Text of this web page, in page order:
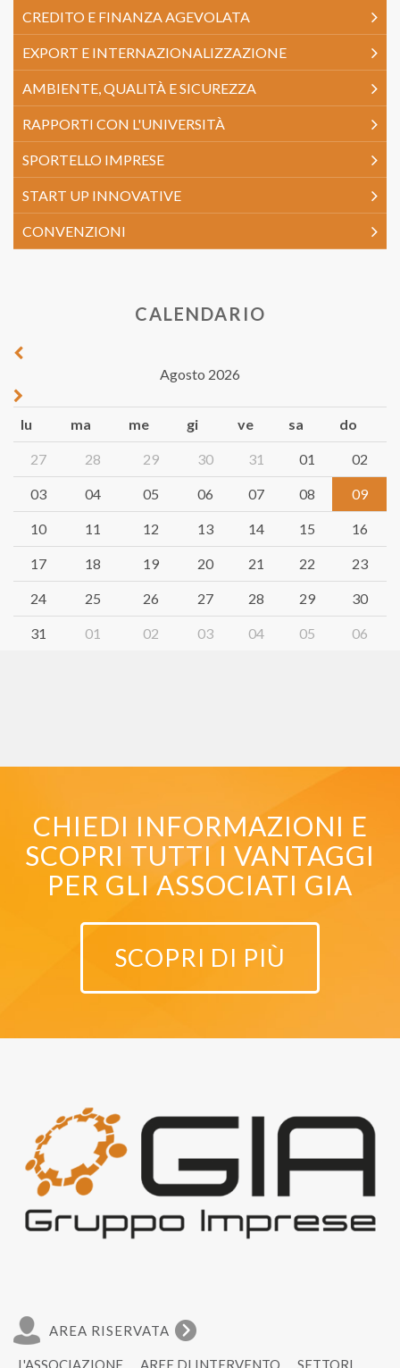
CREDITO E FINANZA AGEVOLATA
EXPORT E INTERNAZIONALIZZAZIONE
AMBIENTE, QUALITÀ E SICUREZZA
RAPPORTI CON L'UNIVERSITÀ
SPORTELLO IMPRESE
START UP INNOVATIVE
CONVENZIONI
CALENDARIO
Agosto 2026
lu ma me gi ve sa do
27 28 29 30 31 01 02
03 04 05 06 07 08 09
10 11 12 13 14 15 16
17 18 19 20 21 22 23
24 25 26 27 28 29 30
31 01 02 03 04 05 06
CHIEDI INFORMAZIONI E
SCOPRI TUTTI I VANTAGGI
PER GLI ASSOCIATI GIA
SCOPRI DI PIÙ
AREA RISERVATA